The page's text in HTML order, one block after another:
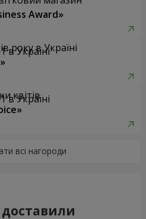
Award»
року в Україні
квітів